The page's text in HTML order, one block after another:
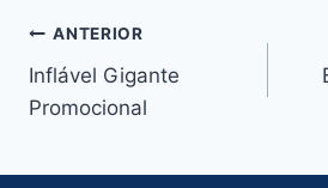
Navegação
de
ANTERIOR
Inflável Gigante
Promocional